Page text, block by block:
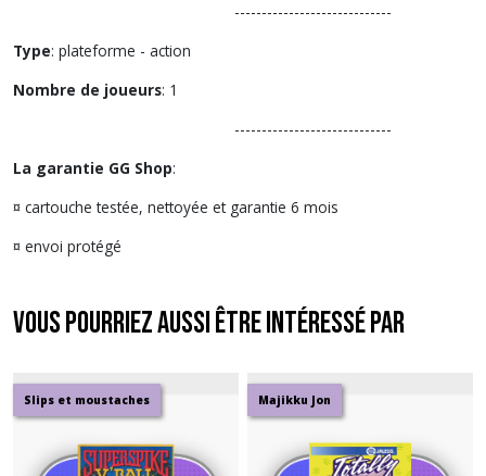
-----------------------------
Type: plateforme - action
Nombre de joueurs: 1
-----------------------------
La garantie GG Shop:
¤ cartouche testée, nettoyée et garantie 6 mois
¤ envoi protégé
Vous pourriez aussi être intéressé par
Slips et moustaches Majikku Jon